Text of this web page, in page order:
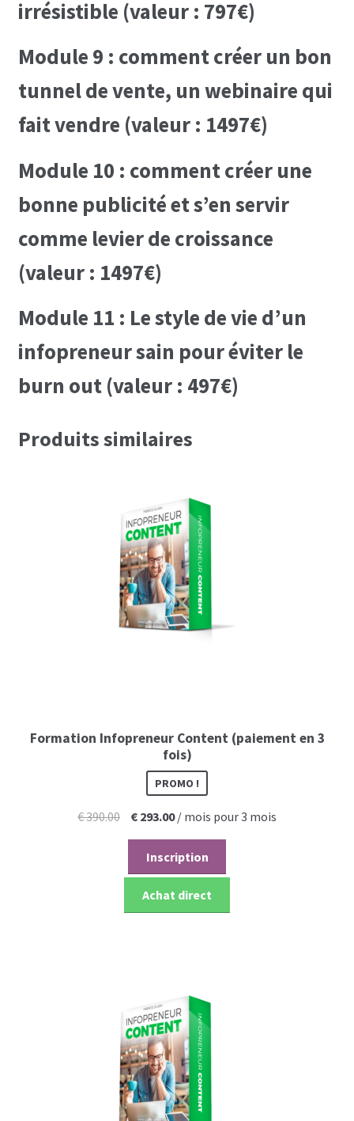
irrésistible (valeur : 797€)
Module 9 : comment créer un bon
tunnel de vente, un webinaire qui
fait vendre (valeur : 1497€)
Module 10 : comment créer une
bonne publicité et s’en servir
comme levier de croissance
(valeur : 1497€)
Module 11 : Le style de vie d’un
infopreneur sain pour éviter le
burn out (valeur : 497€)
Produits similaires
Formation Infopreneur Content (paiement en 3
fois)
PROMO !
€390.00
Le
initial
était :
€ 390.00.
€293.00Le
actuel
est :
€ 293.00.
/ mois pour 3 mois
Inscription
Achat direct